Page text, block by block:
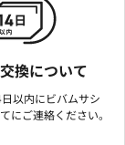
換について
以内にビバムサシ
にご連絡ください。